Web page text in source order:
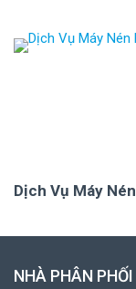
Dịch Vụ Máy
NHÀ PHÂN